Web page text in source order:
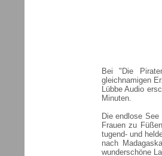
Bei "Die
gleichnamigen
Lübbe Audio
Minuten.
Die endlose
Frauen zu
tugend- und
nach
wunderschöne